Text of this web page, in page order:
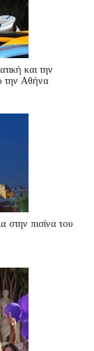
και την
την Αθήνα
στην πισίνα του